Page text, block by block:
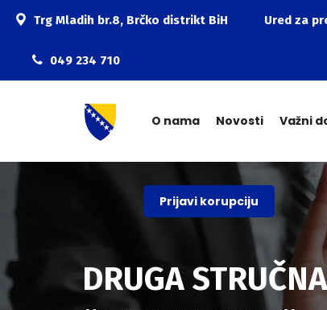
Trg Mladih br.8, Brčko distrikt BiH Ured za
049 234 710
O nama Novosti Važni
Prijavi korupciju
DRUGA